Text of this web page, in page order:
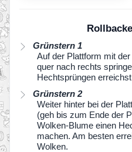
Grünstern 1
Auf der Plattform mit
quer nach rechts
Hechtsprüngen
Grünstern 2
Weiter hinter bei der
(geh bis zum Ende der
Wolken-Blume einen
machen. Am besten
Wolken.